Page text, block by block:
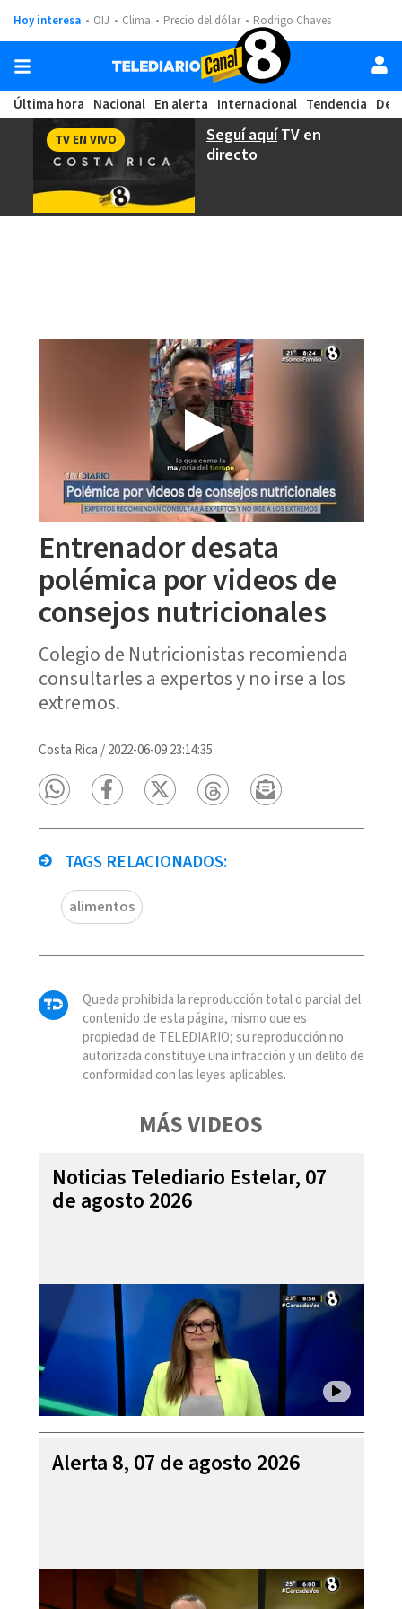
Hoy interesa OIJ Clima Precio del dólar Rodrigo Chaves
Última hora Nacional En alerta Internacional Tendencia
Seguí aquíTV en
directo
TV EN VIVO
Entrenador desata
polémica por videos de
consejos nutricionales
Colegio de Nutricionistas recomienda
consultarles a expertos y no irse a los
extremos.
Costa Rica /2022-06-09 23:14:35
TAGS RELACIONADOS:
alimentos
Queda prohibida la reproducción total o parcial del
contenido de esta página, mismo que es
propiedad de TELEDIARIO; su reproducción no
autorizada constituye una infracción y un delito de
conformidad con las leyes aplicables.
MÁS VIDEOS
Noticias Telediario Estelar, 07
de agosto 2026
Alerta 8, 07 de agosto 2026